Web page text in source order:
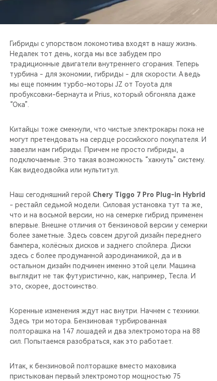
CHERY И СПОРТ
НАШИ МЕРОПРИЯТИЯ
ВИДЕООБЗОРЫ
CHERY ДЛЯ ДЕТЕЙ
Гибриды с упорством локомотива входят в нашу жизнь.
Недалек тот день, когда мы все забудем про
традиционные двигатели внутреннего сгорания. Теперь
турбина - для экономии, гибриды - для скорости. А ведь
мы еще помним турбо-моторы JZ от Toyota для
пробуксовки-бернаута и Prius, который обгоняла даже
“Ока”.
Китайцы тоже смекнули, что чистые электрокары пока не
могут претендовать на сердце российского покупателя. И
завезли нам гибриды. Причем не просто гибриды, а
подключаемые. Это такая возможность “хакнуть” систему.
Как видеодвойка или мультитул.
Наш сегодняшний герой Chery Тiggo 7 Pro Plug-in Hybrid
- рестайл седьмой модели. Силовая установка тут та же,
что и на восьмой версии, но на семерке гибрид применен
впервые. Внешне отличия от бензиновой версии у семерки
более заметные. Здесь совсем другой дизайн переднего
бампера, колёсных дисков и заднего спойлера. Диски
здесь с более продуманной аэродинамикой, да и в
остальном дизайн подчинен именно этой цели. Машина
выглядит не так футуристично, как, например, Тесла. И
это, скорее, достоинство.
Коренные изменения ждут нас внутри. Начнем с техники.
Здесь три мотора. Бензиновая турбированная
полторашка на 147 лошадей и два электромотора на 88
сил. Попытаемся разобраться, как это работает.
Итак, к бензиновой полторашке вместо маховика
пристыкован первый электромотор мощностью 75